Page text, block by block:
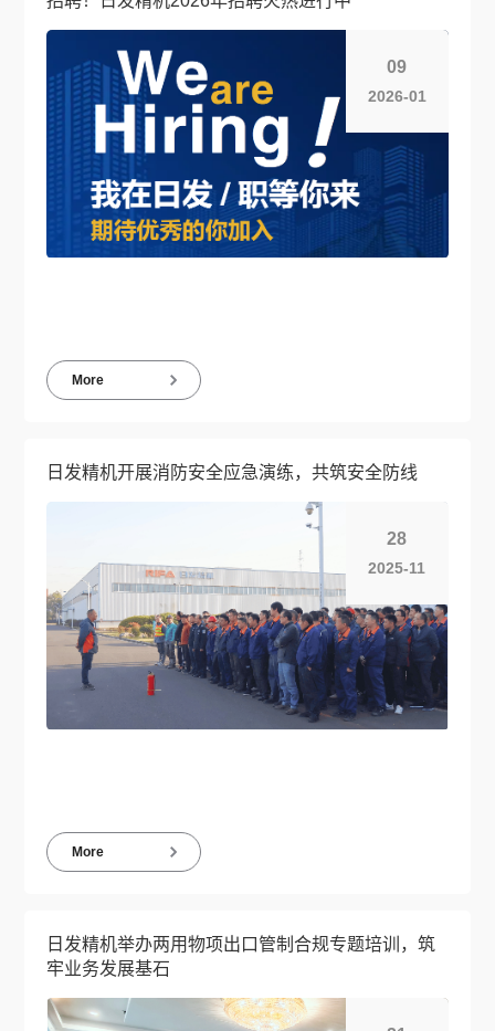
09
2026-01
More
日发精机开展消防安全应急演练，共筑安全防线
28
2025-11
More
日发精机举办两用物项出口管制合规专题培训，筑
牢业务发展基石‌